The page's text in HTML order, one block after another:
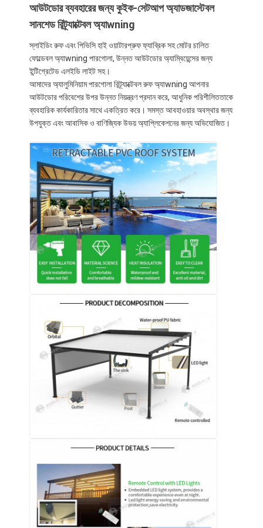
ভিডিও
আউটডোর ব্যবহারের জন্য কুইক-সেটআপ অ্যাডজাস্টেবল
সানশেড রিট্র্যাক্টেবল অ্যাwning
স্লাইডিং রুফ এবং পিভিসি হাই ওয়াটারপ্রুফ ফ্যাব্রিক সহ মোটর চালিত
ফোল্ডেবল অ্যাwning পারগোলা, উন্নত আউটডোর অ্যাম্বিয়েন্সের জন্য
ইন্টিগ্রেটেড এলইডি লাইট সহ।
আমাদের অ্যালুমিনিয়াম পারগোলা রিট্র্যাক্টেবল রুফ অ্যাwning আপনার
আউটডোর পরিবেশের উপর উন্নত নিয়ন্ত্রণ প্রদান করে, আধুনিক পরিশীলিততাকে
ব্যবহারিক কার্যকারিতার সাথে একত্রিত করে। সমস্ত আবহাওয়ার অবস্থার জন্য
উপযুক্ত এবং আবাসিক ও বাণিজ্যিক উভয় অ্যাপ্লিকেশনের জন্য অভিযোজিত।